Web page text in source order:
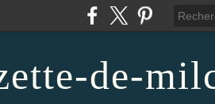
de-